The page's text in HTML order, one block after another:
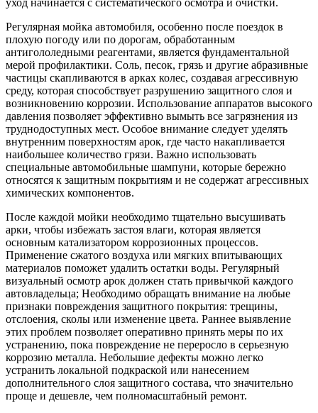
уход начинается с систематического осмотра и очистки.
Регулярная мойка автомобиля, особенно после поездок в
плохую погоду или по дорогам, обработанным
антигололедными реагентами, является фундаментальной
мерой профилактики. Соль, песок, грязь и другие абразивные
частицы скапливаются в арках колес, создавая агрессивную
среду, которая способствует разрушению защитного слоя и
возникновению коррозии. Использование аппаратов высокого
давления позволяет эффективно вымыть все загрязнения из
труднодоступных мест. Особое внимание следует уделять
внутренним поверхностям арок, где часто накапливается
наибольшее количество грязи. Важно использовать
специальные автомобильные шампуни, которые бережно
относятся к защитным покрытиям и не содержат агрессивных
химических компонентов.
После каждой мойки необходимо тщательно высушивать
арки, чтобы избежать застоя влаги, которая является
основным катализатором коррозионных процессов.
Применение сжатого воздуха или мягких впитывающих
материалов поможет удалить остатки воды. Регулярный
визуальный осмотр арок должен стать привычкой каждого
автовладельца; Необходимо обращать внимание на любые
признаки повреждения защитного покрытия: трещины,
отслоения, сколы или изменение цвета. Раннее выявление
этих проблем позволяет оперативно принять меры по их
устранению, пока повреждение не переросло в серьезную
коррозию металла. Небольшие дефекты можно легко
устранить локальной подкраской или нанесением
дополнительного слоя защитного состава, что значительно
проще и дешевле, чем полномасштабный ремонт.